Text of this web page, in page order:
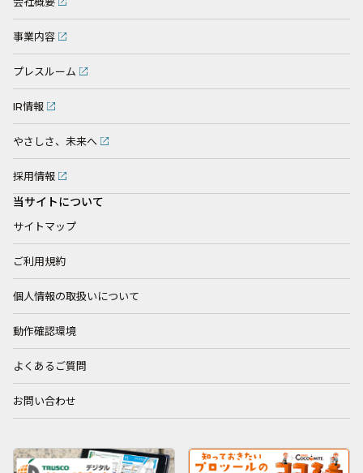
事業内容
プレスルーム
IR情報
やさしさ、未来へ
採用情報
当サイトについて
サイトマップ
ご利用規約
個人情報の取扱いについて
動作確認環境
よくあるご質問
お問い合わせ